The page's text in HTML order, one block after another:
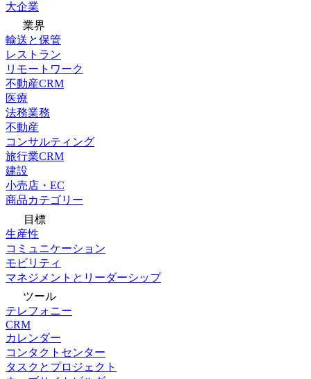
大企業
業界
輸送と保管
レストラン
リモートワーク
不動産CRM
医療
法務業務
不動産
コンサルティング
旅行業CRM
建設
小売店・EC
商品カテゴリー
目標
生産性
コミュニケーション
モビリティ
マネジメントとリーダーシップ
ツール
テレフォニー
CRM
カレンダー
コンタクトセンター
タスクとプロジェクト